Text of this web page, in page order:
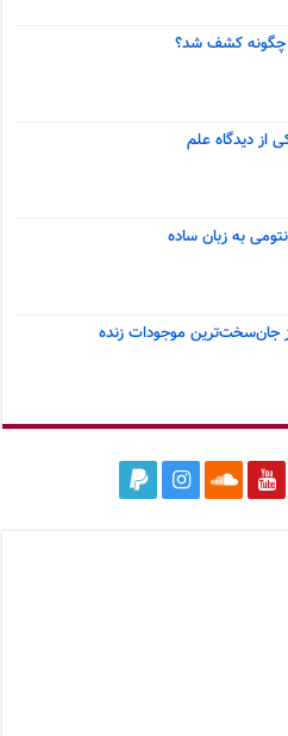
چگونه کشف شد؟
از دیدگاه علم
به زبان ساده
جان‌سخت‌ترین موجودات زنده